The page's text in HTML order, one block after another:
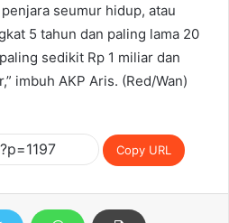
seumur hidup, atau
5 tahun dan paling lama 20
sedikit Rp 1 miliar dan
imbuh AKP Aris. (Red/Wan)
Copy URL